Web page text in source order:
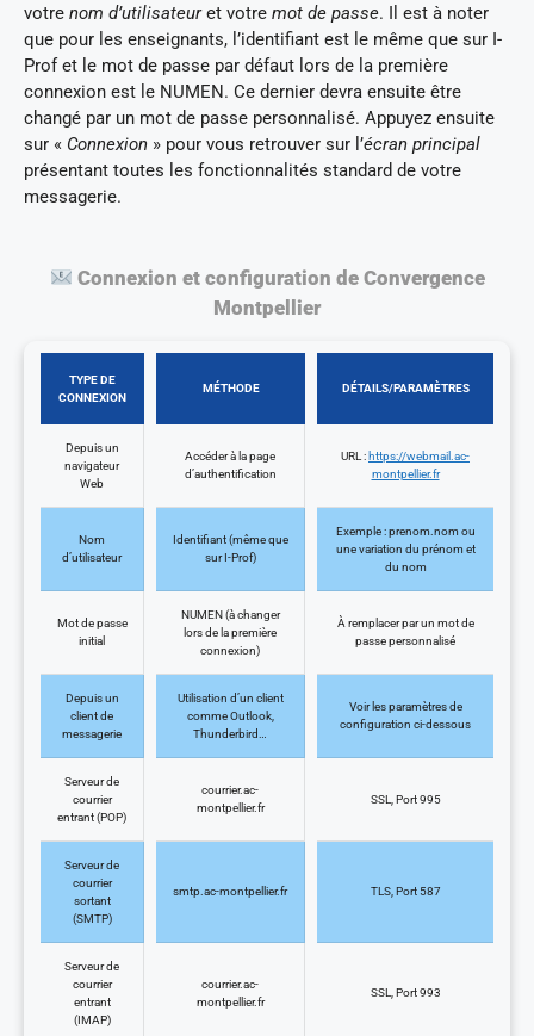
votre nom d’utilisateuret votre mot de passe. Il est à noter
que pour les enseignants, l’identifiant est le même que sur I-
Prof et le mot de passe par défaut lors de la première
connexion est le NUMEN. Ce dernier devra ensuite être
changé par un mot de passe personnalisé. Appuyez ensuite
sur « Connexion » pour vous retrouver sur l’écran principal
présentant toutes les fonctionnalités standard de votre
messagerie.
Connexion et configuration de Convergence
Montpellier
TYPE DE
CONNEXION
MÉTHODE DÉTAILS/PARAMÈTRES
Depuis un
navigateur
Web
Accéder à la page
d’authentification
URL : https://webmail.ac-
montpellier.fr
Nom
d’utilisateur
Identifiant (même que
sur I-Prof)
Exemple : prenom.nom ou
une variation du prénom et
du nom
Mot de passe
initial
NUMEN (à changer
lors de la première
connexion)
À remplacer par un mot de
passe personnalisé
Depuis un
client de
messagerie
Utilisation d’un client
comme Outlook,
Thunderbird…
Voir les paramètres de
configuration ci-dessous
Serveur de
courrier
entrant (POP)
courrier.ac-
montpellier.fr
SSL, Port 995
Serveur de
courrier
sortant
(SMTP)
smtp.ac-montpellier.fr TLS, Port 587
Serveur de
courrier
entrant
(IMAP)
courrier.ac-
montpellier.fr
SSL, Port 993